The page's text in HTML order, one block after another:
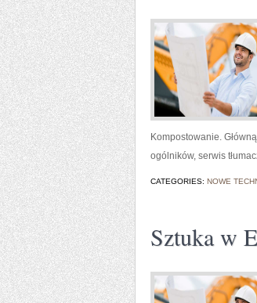
Kompostowanie.
ogólników, serwis
CATEGORIES: NOWE
Sztuka w